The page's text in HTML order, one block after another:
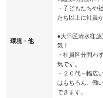
環境・他
・子どもたちや
たち以上に社員
●大田区清水窪
気！
・社員区分問わ
気です。
・２０代～幅広
はもちろん、働
できます。